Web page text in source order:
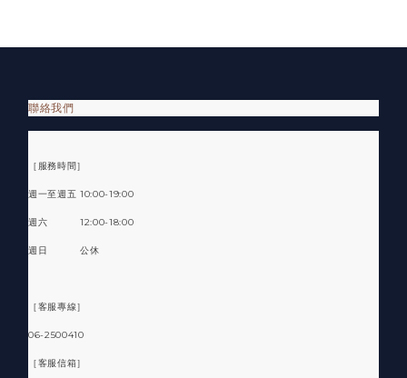
聯絡我們
［服務時間］
週一至週五 10:00-19:00
週六 12:00-18:00
週日 公休
［客服專線］
06-2500410
［客服信箱］